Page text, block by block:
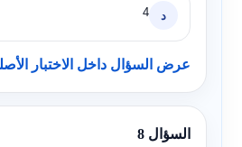
د 4
عرض السؤال داخل الاختبار
السؤال 8